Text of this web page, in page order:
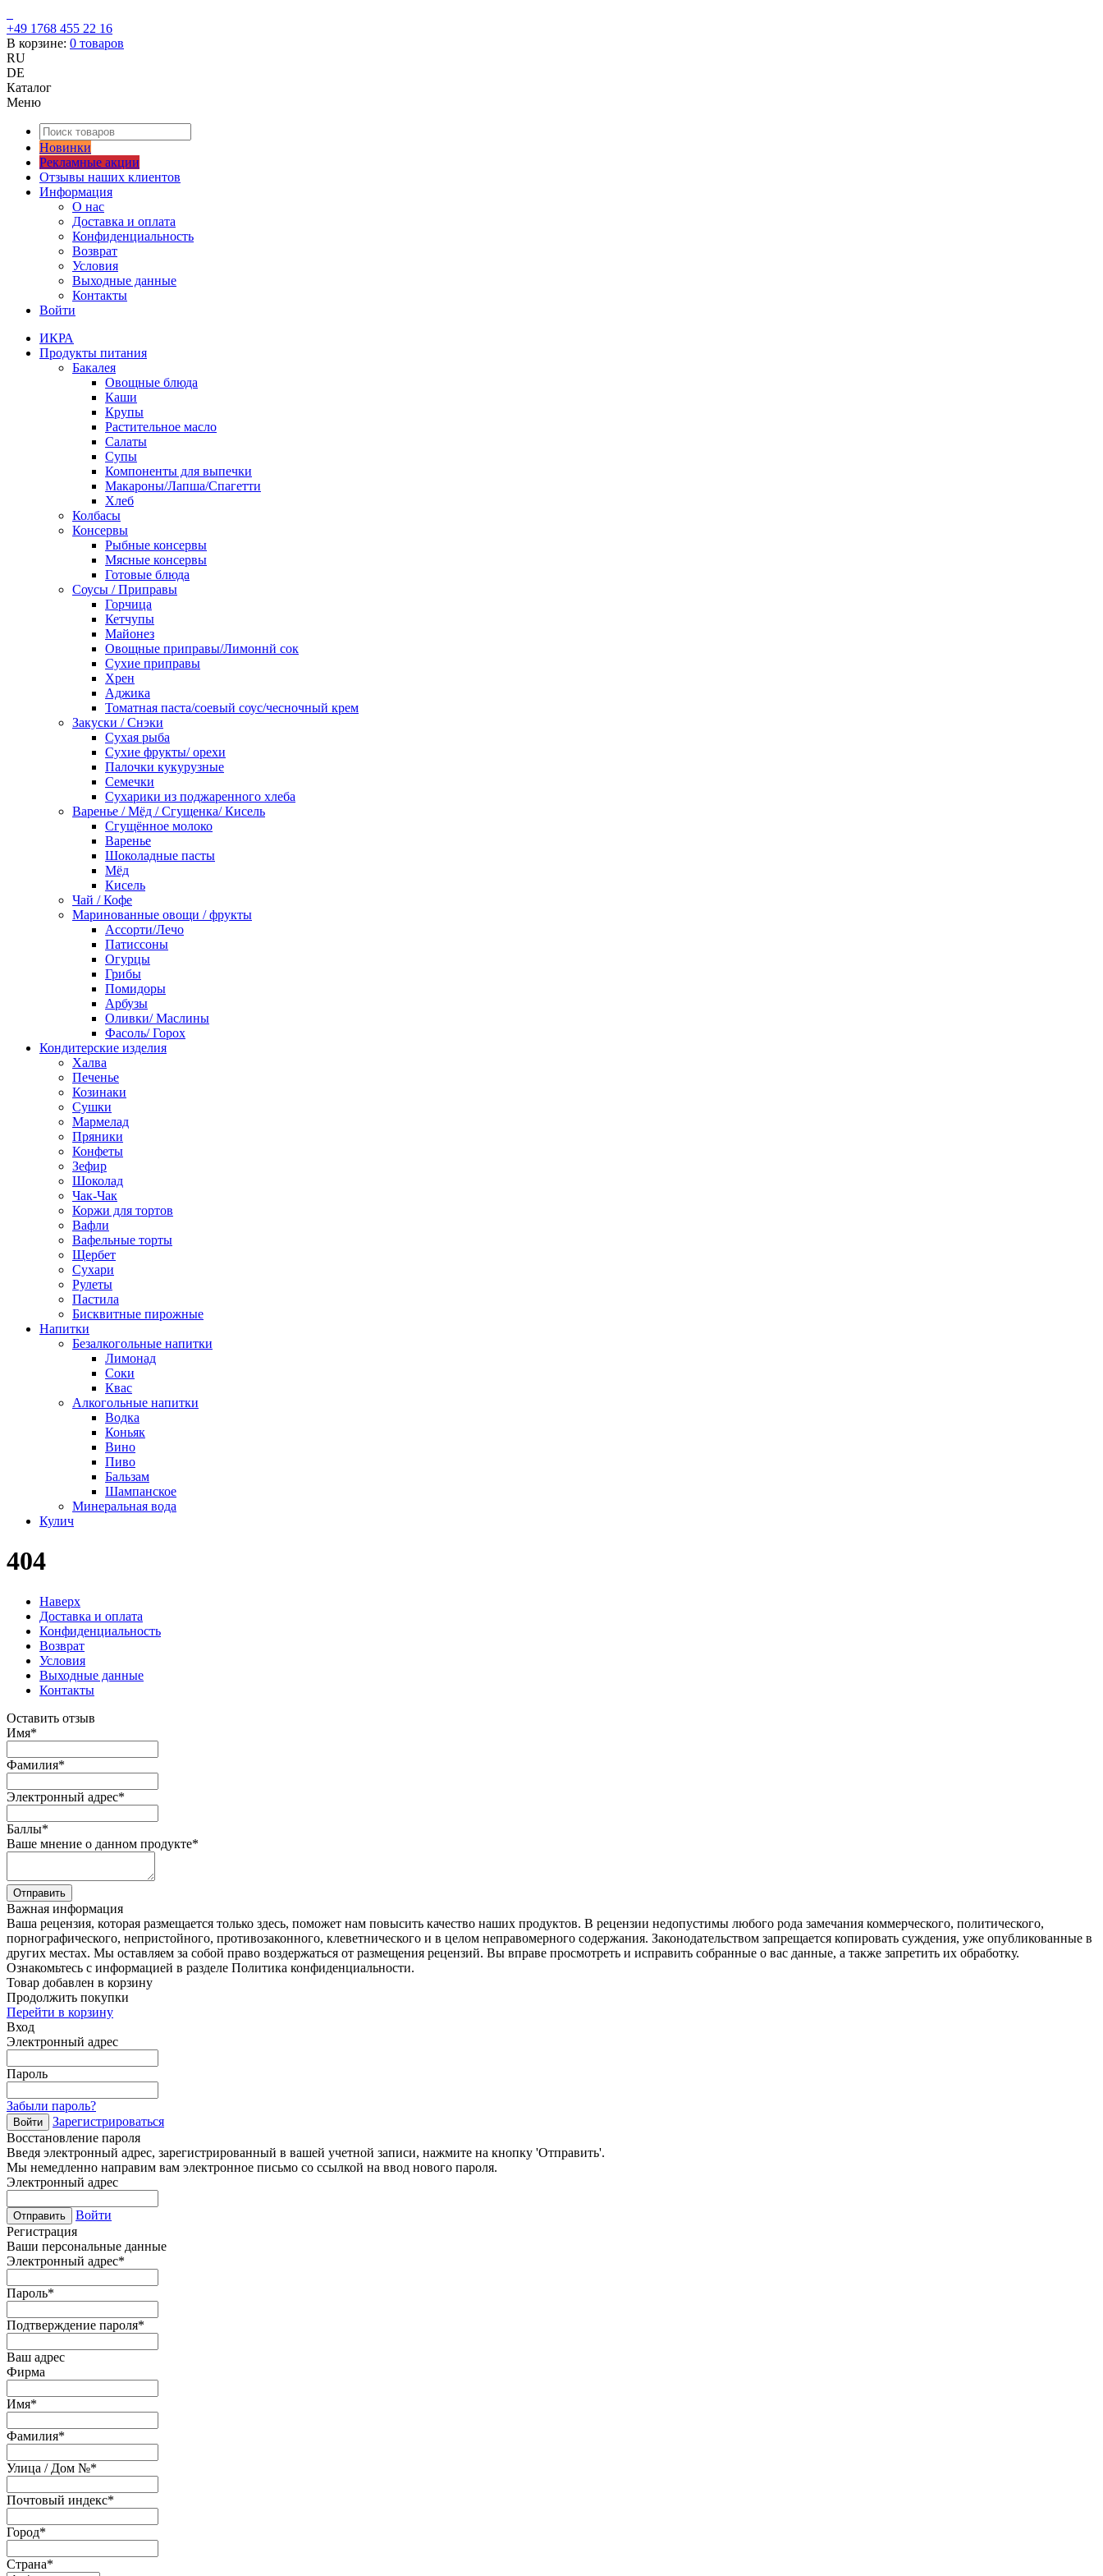
+49 1768 455 22 16
В корзине: 0 товаров
RU
DE
Каталог
Меню
Новинки
Рекламные акции
Отзывы наших клиентов
Информация
О нас
Доставка и оплата
Конфиденциальность
Возврат
Условия
Выходные данные
Контакты
Войти
ИКРА
Продукты питания
Бакалея
Овощные блюда
Каши
Крупы
Растительное масло
Салаты
Супы
Компоненты для выпечки
Макароны/Лапша/Спагетти
Хлеб
Колбасы
Консервы
Рыбные консервы
Мясные консервы
Готовые блюда
Соусы / Приправы
Горчица
Кетчупы
Майонез
Овощные приправы/Лимоннй сок
Сухие приправы
Хрен
Аджика
Томатная паста/соевый соус/чесночный крем
Закуски / Снэки
Сухая рыба
Сухие фрукты/ орехи
Палочки кукурузные
Семечки
Сухарики из поджаренного хлеба
Варенье / Мёд / Сгущенка/ Кисель
Сгущённое молоко
Варенье
Шоколадные пасты
Мёд
Кисель
Чай / Кофе
Маринованные овощи / фрукты
Ассорти/Лечо
Патиссоны
Огурцы
Грибы
Помидоры
Арбузы
Оливки/ Маслины
Фасоль/ Горох
Кондитерские изделия
Халва
Печенье
Козинаки
Сушки
Мармелад
Пряники
Конфеты
Зефир
Шоколад
Чак-Чак
Коржи для тортов
Вафли
Вафельные торты
Щербет
Сухари
Рулеты
Пастила
Бисквитные пирожные
Напитки
Безалкогольные напитки
Лимонад
Соки
Квас
Алкогольные напитки
Водка
Коньяк
Вино
Пиво
Бальзам
Шампанское
Минеральная вода
Кулич
404
Наверх
Доставка и оплата
Конфиденциальность
Возврат
Условия
Выходные данные
Контакты
Оставить отзыв
Имя*
Фамилия*
Электронный адрес*
Баллы*
Ваше мнение о данном продукте*
Отправить
Важная информация
Ваша рецензия, которая размещается только здесь, поможет нам повысить качество наших продуктов. В рецензии недопустимы любого рода замечания коммерческого, политического,
порнографического, непристойного, противозаконного, клеветнического и в целом неправомерного содержания. Законодательством запрещается копировать суждения, уже опубликованные в
других местах. Мы оставляем за собой право воздержаться от размещения рецензий. Вы вправе просмотреть и исправить собранные о вас данные, а также запретить их обработку.
Ознакомьтесь с информацией в разделе Политика конфиденциальности.
Товар добавлен в корзину
Продолжить покупки
Перейти в корзину
Вход
Электронный адрес
Пароль
Забыли пароль?
Войти
Зарегистрироваться
Восстановление пароля
Введя электронный адрес, зарегистрированный в вашей учетной записи, нажмите на кнопку 'Отправить'.
Мы немедленно направим вам электронное письмо со ссылкой на ввод нового пароля.
Электронный адрес
Отправить
Войти
Регистрация
Ваши персональные данные
Электронный адрес*
Пароль*
Подтверждение пароля*
Ваш адрес
Фирма
Имя*
Фамилия*
Улица / Дом №*
Почтовый индекс*
Город*
Страна*